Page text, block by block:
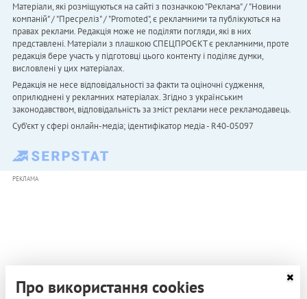
Матеріали, які розміщуються на сайті з позначкою "Реклама" / "Новини
компаній" / "Пресреліз" / "Promoted", є рекламними та публікуються на
правах реклами. Редакція може не поділяти погляди, які в них
представлені. Матеріали з плашкою СПЕЦПРОЄКТ є рекламними, проте
редакція бере участь у підготовці цього контенту і поділяє думки,
висловлені у цих матеріалах.
Редакція не несе відповідальності за факти та оціночні судження,
оприлюднені у рекламних матеріалах. Згідно з українським
законодавством, відповідальність за зміст реклами несе рекламодавець.
Cуб'єкт у сфері онлайн-медіа; ідентифікатор медіа - R40-05097
РЕКЛАМА
Про використання cookies